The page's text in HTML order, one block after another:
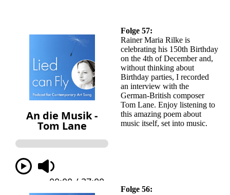
Folge 57:
Rainer Maria Rilke is
celebrating his 150th Birthday
on the 4th of December and,
without thinking about
Birthday parties, I recorded
an interview with the
German-British composer
Tom Lane. Enjoy listening to
this amazing poem about
music itself, set into music.
Folge 56: